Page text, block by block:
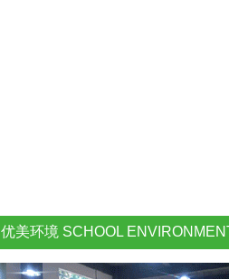
优美环境 SCHOOL